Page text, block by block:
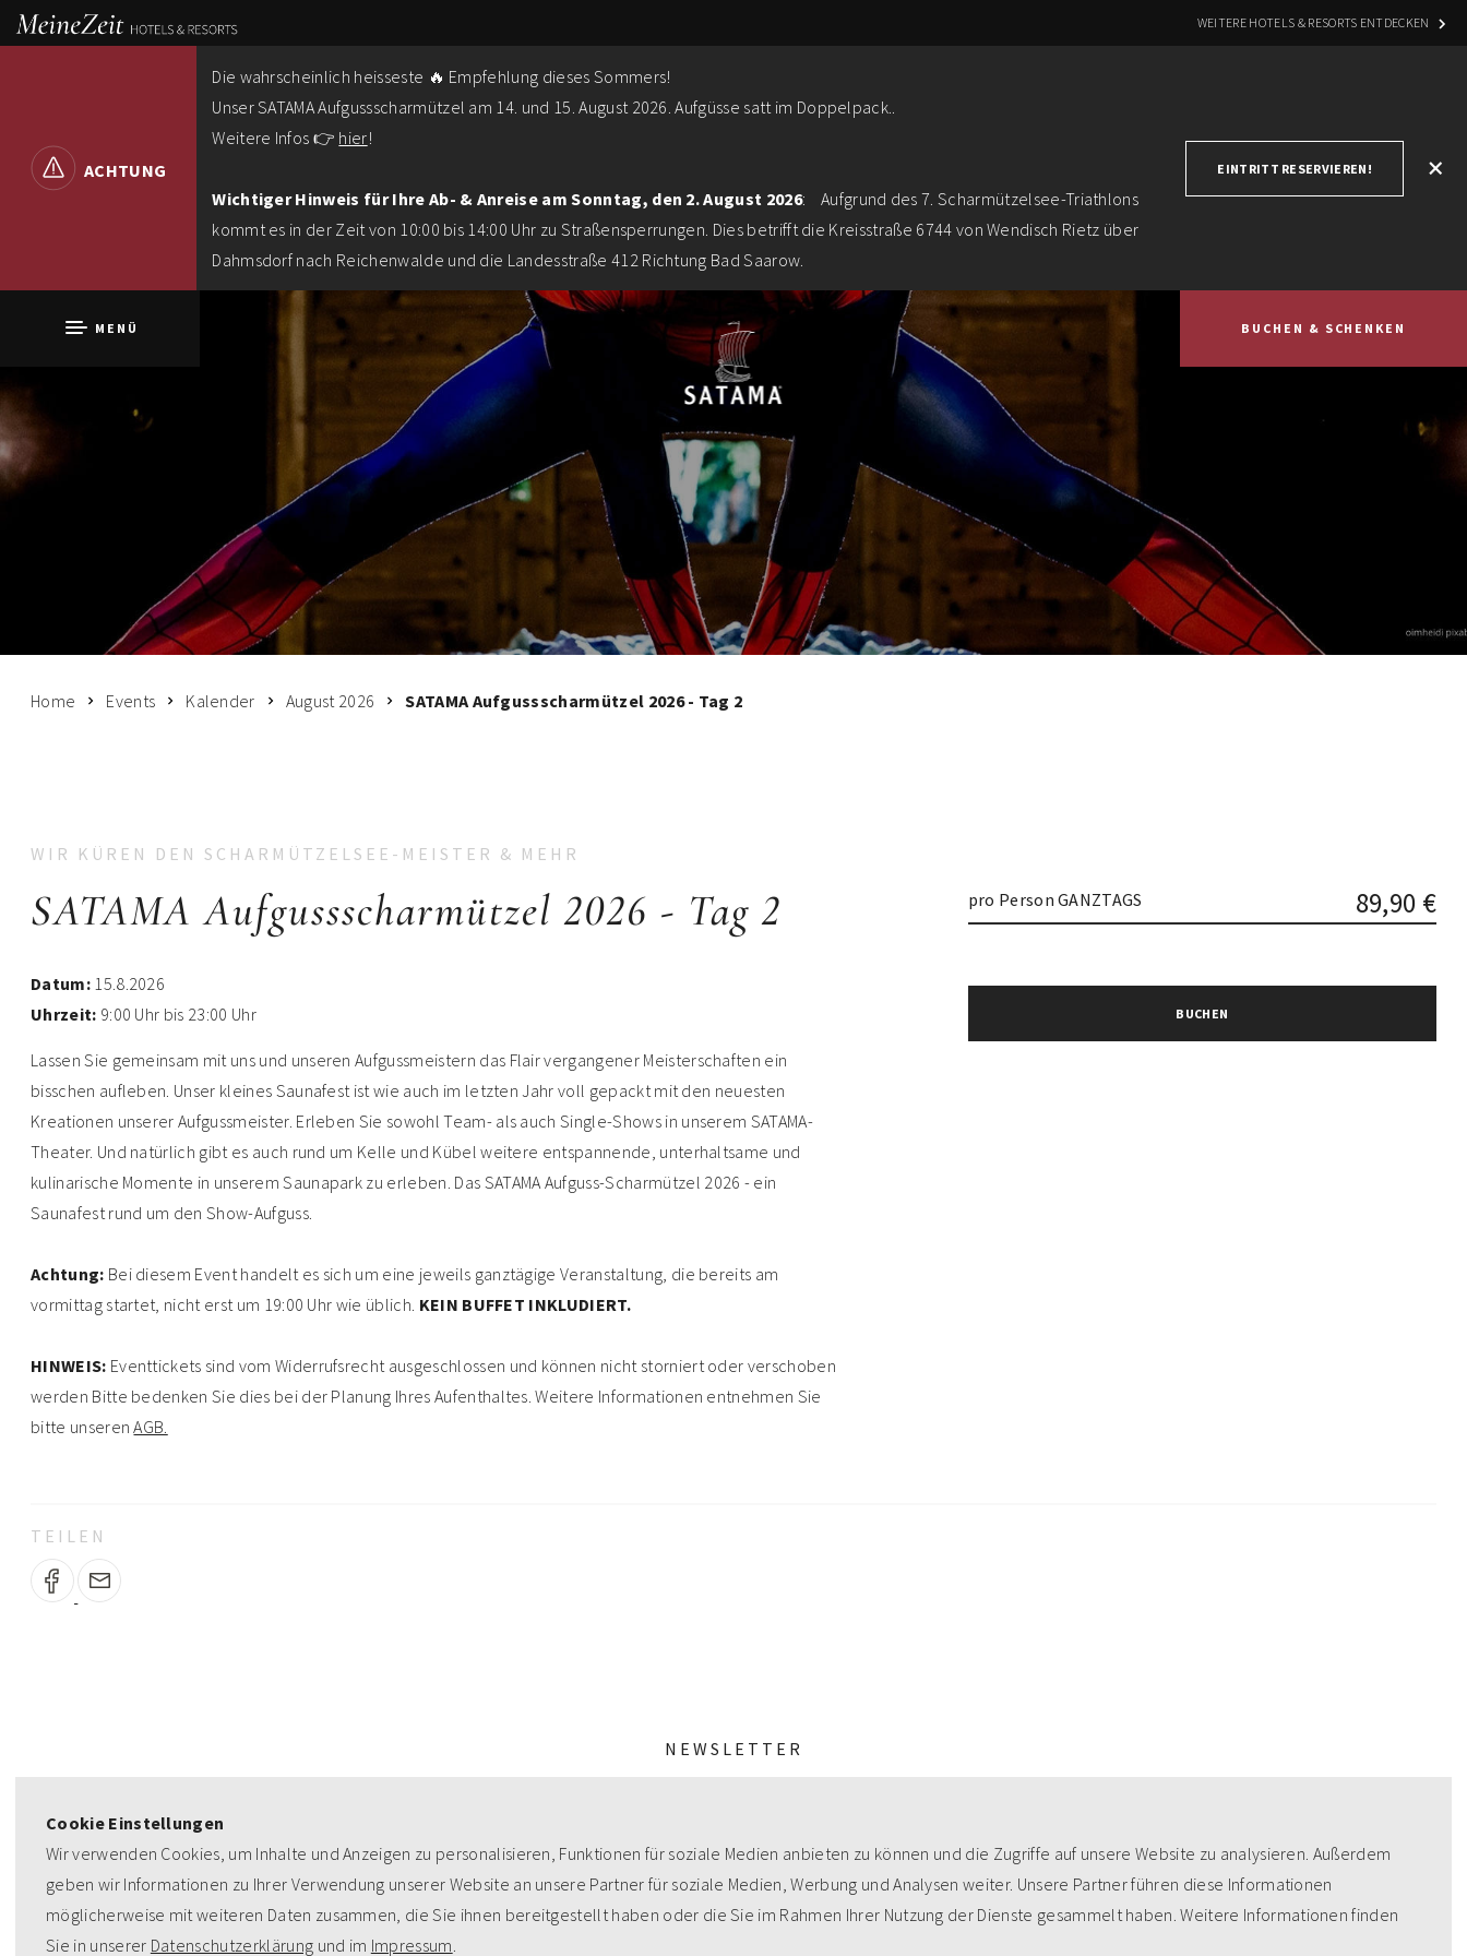
WEITERE HOTELS & RESORTS ENTDECKEN
ACHTUNG
Die wahrscheinlich heisseste 🔥 Empfehlung dieses Sommers!
Unser SATAMA Aufgussscharmützel am 14. und 15. August 2026. Aufgüsse satt im Doppelpack..
Weitere Infos 👉 hier!
Wichtiger Hinweis für Ihre Ab- & Anreise am Sonntag, den 2. August 2026: Aufgrund des 7. Scharmützelsee-Triathlons
kommt es in der Zeit von 10:00 bis 14:00 Uhr zu Straßensperrungen. Dies betrifft die Kreisstraße 6744 von Wendisch Rietz über
Dahmsdorf nach Reichenwalde und die Landesstraße 412 Richtung Bad Saarow.
EINTRITT RESERVIEREN! +
MENÜ BUCHEN & SCHENKEN
Home Events Kalender August 2026 SATAMA Aufgussscharmützel 2026 - Tag 2
WIR KÜREN DEN SCHARMÜTZELSEE-MEISTER & MEHR
SATAMA Aufgussscharmützel 2026 - Tag 2
Datum: 15.8.2026
Uhrzeit: 9:00 Uhr bis 23:00 Uhr
Lassen Sie gemeinsam mit uns und unseren Aufgussmeistern das Flair vergangener Meisterschaften ein
bisschen aufleben. Unser kleines Saunafest ist wie auch im letzten Jahr voll gepackt mit den neuesten
Kreationen unserer Aufgussmeister. Erleben Sie sowohl Team- als auch Single-Shows in unserem SATAMA-
Theater. Und natürlich gibt es auch rund um Kelle und Kübel weitere entspannende, unterhaltsame und
kulinarische Momente in unserem Saunapark zu erleben. Das SATAMA Aufguss-Scharmützel 2026 - ein
Saunafest rund um den Show-Aufguss.
Achtung: Bei diesem Event handelt es sich um eine jeweils ganztägige Veranstaltung, die bereits am
vormittag startet, nicht erst um 19:00 Uhr wie üblich. KEIN BUFFET INKLUDIERT.
HINWEIS: Eventtickets sind vom Widerrufsrecht ausgeschlossen und können nicht storniert oder verschoben
werden Bitte bedenken Sie dies bei der Planung Ihres Aufenthaltes. Weitere Informationen entnehmen Sie
bitte unserenAGB.
pro Person GANZTAGS 89,90 €
BUCHEN
TEILEN
NEWSLETTER
Cookie Einstellungen
Wir verwenden Cookies, um Inhalte und Anzeigen zu personalisieren, Funktionen für soziale Medien anbieten zu können und die Zugriffe auf unsere Website zu analysieren. Außerdem
geben wir Informationen zu Ihrer Verwendung unserer Website an unsere Partner für soziale Medien, Werbung und Analysen weiter. Unsere Partner führen diese Informationen
möglicherweise mit weiteren Daten zusammen, die Sie ihnen bereitgestellt haben oder die Sie im Rahmen Ihrer Nutzung der Dienste gesammelt haben. Weitere Informationen finden
Sie in unserer Datenschutzerklärung und im Impressum.